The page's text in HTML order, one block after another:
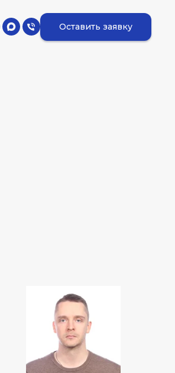
Оставить заявку